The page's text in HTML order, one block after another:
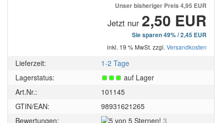
Unser bisheriger Preis 4,95 EUR
Jetzt nur 2,50 EUR
Sie sparen 49% / 2,45 EUR
inkl. 19 % MwSt. zzgl. Versandkosten
Lieferzeit:
1-2 Tage
Lagerstatus:
auf Lager
Art.Nr.:
101145
GTIN/EAN:
98931621265
Bewertungen:
53